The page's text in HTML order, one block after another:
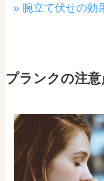
» 腕立て伏せの効
プランクの注意